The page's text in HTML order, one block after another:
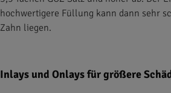
hochwertigere Füllung kann dann sehr
Zahn liegen.
Inlays und Onlays für größere